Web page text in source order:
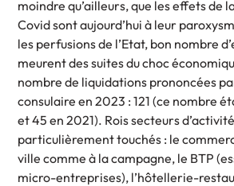
moindre qu’ailleurs, que les effets de
Covid sont aujourd’hui à leur
les perfusions de l’Etat, bon nombre
meurent des suites du choc
nombre de liquidations prononcées
consulaire en 2023 : 121 (ce nombre
et 45 en 2021). Rois secteurs
particulièrement touchés : le
ville comme à la campagne, le BTP
micro-entreprises), l’hôtellerie-